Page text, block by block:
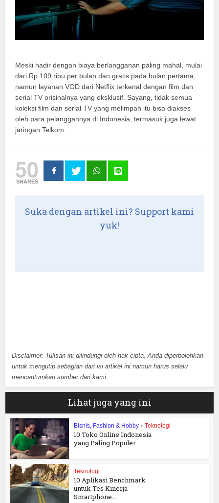
Meski hadir dengan biaya berlangganan paling mahal, mulai
dari Rp 109 ribu per bulan dan gratis pada bulan pertama,
namun layanan VOD dari Netflix terkenal dengan film dan
serial TV orisinalnya yang eksklusif. Sayang, tidak semua
koleksi film dan serial TV yang melimpah itu bisa diakses
oleh para pelanggannya di Indonesia, termasuk juga lewat
jaringan Telkom.
50
SHARES
Suka dengan artikel ini? Support kami
yuk!
Disclaimer: Tulisan ini dilindungi oleh hak cipta. Anda diperbolehkan
untuk mengutip sebagian dari isi artikel ini namun harus selalu
mencantumkan sumber dari kami.
Lihat juga yang ini
Bisnis, Fashion & Hobby • Teknologi
10 Toko Online Indonesia
yang Paling Populer
Teknologi
10 Aplikasi Benchmark
untuk Tes Kinerja
Smartphone...